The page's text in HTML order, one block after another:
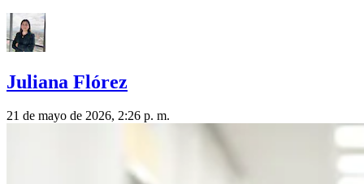
Juliana Flórez
21 de mayo de 2026, 2:26 p. m.